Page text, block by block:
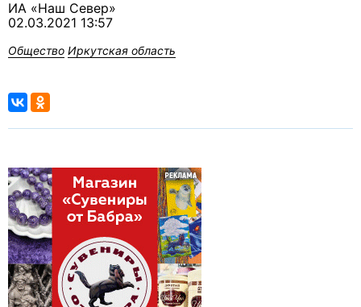
ИА «Наш Север»
02.03.2021 13:57
Общество Иркутская область